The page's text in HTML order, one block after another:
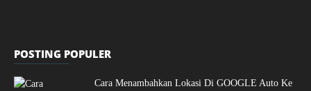
POSTING POPULER
Cara Menambahkan Lokasi Di GOOGLE Auto Ke